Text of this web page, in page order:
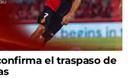
el traspaso de